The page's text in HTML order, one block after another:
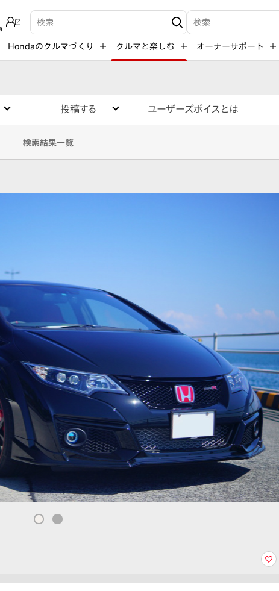
検索キーワード入力 検索キーワード入力
Hondaのクルマづくり クルマと楽しむ オーナーサポート
投稿する ユーザーズボイスとは
検索結果一覧